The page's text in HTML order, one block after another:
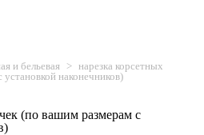
и бельевая > нарезка корсетных
наконечников)
(по вашим размерам с